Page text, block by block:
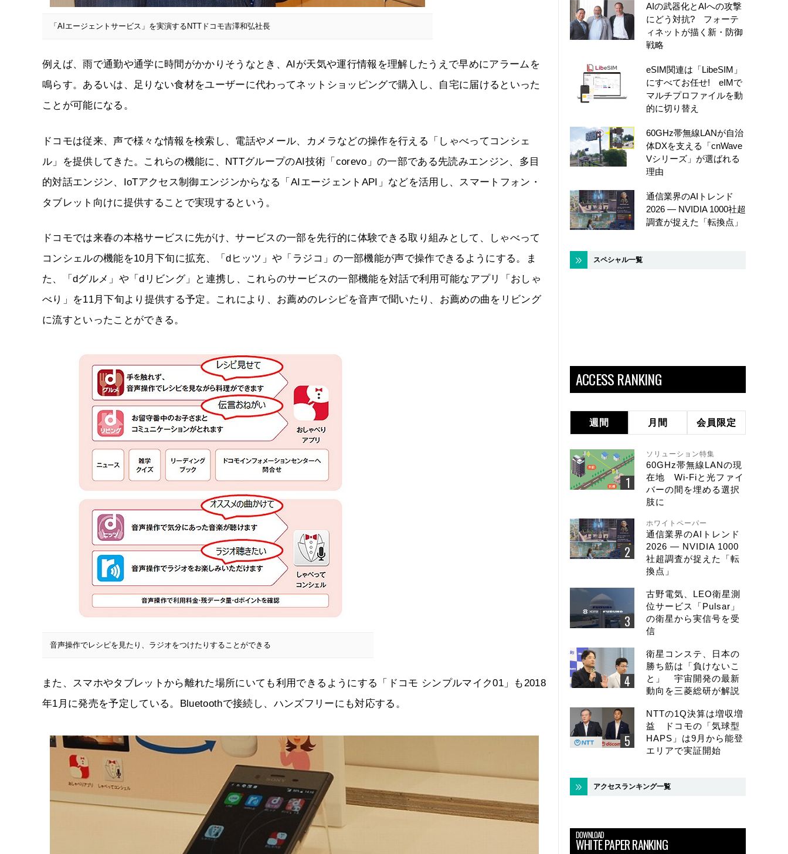
「AIエージェントサービス」を実演するNTTドコモ吉澤和弘社長
例えば、雨で通勤や通学に時間がかかりそうなとき、AIが天気や運行情報を理解したうえで早めにアラームを
鳴らす。あるいは、足りない食材をユーザーに代わってネットショッピングで購入し、自宅に届けるといった
ことが可能になる。
ドコモは従来、声で様々な情報を検索し、電話やメール、カメラなどの操作を行える「しゃべってコンシェ
ル」を提供してきた。これらの機能に、NTTグループのAI技術「corevo」の一部である先読みエンジン、多目
的対話エンジン、IoTアクセス制御エンジンからなる「AIエージェントAPI」などを活用し、スマートフォン・
タブレット向けに提供することで実現するという。
ドコモでは来春の本格サービスに先がけ、サービスの一部を先行的に体験できる取り組みとして、しゃべって
コンシェルの機能を10月下旬に拡充、「dヒッツ」や「ラジコ」の一部機能が声で操作できるようにする。ま
た、「dグルメ」や「dリビング」と連携し、これらのサービスの一部機能を対話で利用可能なアプリ「おしゃ
べり」を11月下旬より提供する予定。これにより、お薦めのレシピを音声で聞いたり、お薦めの曲をリビング
に流すといったことができる。
音声操作でレシピを見たり、ラジオをつけたりすることができる
また、スマホやタブレットから離れた場所にいても利用できるようにする「ドコモ シンプルマイク01」も2018
年1月に発売を予定している。Bluetoothで接続し、ハンズフリーにも対応する。
AIの武器化とAIへの攻撃
にどう対抗? フォーテ
ィネットが描く新・防御
戦略
eSIM関連は「LibeSIM」
にすべてお任せ! eIMで
マルチプロファイルを動
的に切り替え
60GHz帯無線LANが自治
体DXを支える「cnWave
Vシリーズ」が選ばれる
理由
通信業界のAIトレンド
2026 ― NVIDIA 1000社超
調査が捉えた「転換点」
スペシャル一覧
ACCESS RANKING
週間 月間 会員限定
ソリューション特集
60GHz帯無線LANの現
在地 Wi-Fiと光ファイ
バーの間を埋める選択
肢に
ホワイトペーパー
通信業界のAIトレンド
2026 ― NVIDIA 1000
社超調査が捉えた「転
換点」
古野電気、LEO衛星測
位サービス「Pulsar」
の衛星から実信号を受
信
衛星コンステ、日本の
勝ち筋は「負けないこ
と」 宇宙開発の最新
動向を三菱総研が解説
NTTの1Q決算は増収増
益 ドコモの「気球型
HAPS」は9月から能登
エリアで実証開始
アクセスランキング一覧
DOWNLOAD
WHITE PAPER RANKING